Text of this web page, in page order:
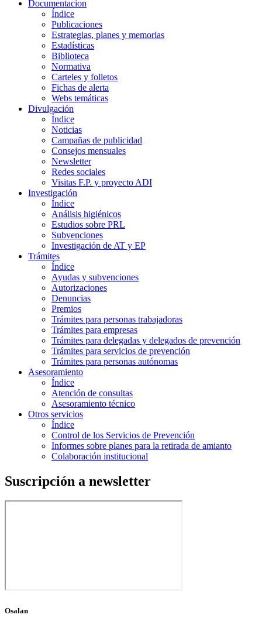
Documentacion
Índice
Publicaciones
Estrategias, planes y memorias
Estadísticas
Biblioteca
Normativa
Carteles y folletos
Fichas de alerta
Webs temáticas
Divulgación
Índice
Noticias
Campañas de publicidad
Consejos mensuales
Newsletter
Redes sociales
Visitas F.P. y proyecto ADI
Investigación
Índice
Análisis higiénicos
Estudios sobre PRL
Subvenciones
Investigación de AT y EP
Trámites
Índice
Ayudas y subvenciones
Autorizaciones
Denuncias
Premios
Trámites para personas trabajadoras
Trámites para empresas
Trámites para delegadas y delegados de prevención
Trámites para servicios de prevención
Trámites para personas autónomas
Asesoramiento
Índice
Atención de consultas
Asesoramiento técnico
Otros servicios
Índice
Control de los Servicios de Prevención
Informes sobre planes para la retirada de amianto
Colaboración institucional
Suscripción a newsletter
Osalan